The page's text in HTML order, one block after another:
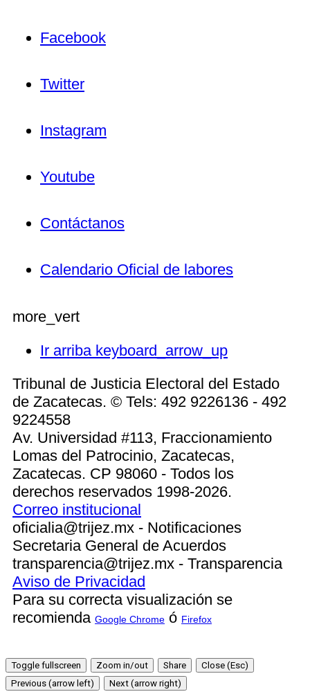
Facebook
Twitter
Instagram
Youtube
Contáctanos
Calendario Oficial de labores
more_vert
Ir arriba keyboard_arrow_up
Tribunal de Justicia Electoral del Estado
de Zacatecas. © Tels: 492 9226136 - 492
9224558
Av. Universidad #113, Fraccionamiento
Lomas del Patrocinio, Zacatecas,
Zacatecas. CP 98060 - Todos los
derechos reservados 1998-2026.
Correo institucional
oficialia@trijez.mx - Notificaciones
Secretaria General de Acuerdos
transparencia@trijez.mx - Transparencia
Aviso de Privacidad
Para su correcta visualización se
recomienda Google Chrome ó Firefox
Toggle fullscreen Zoom in/out Share
Close (Esc)
Previous (arrow left)
Next (arrow right)